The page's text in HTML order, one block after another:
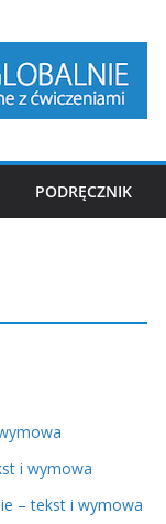
PODRĘCZNIK
i wymowa
– tekst i wymowa